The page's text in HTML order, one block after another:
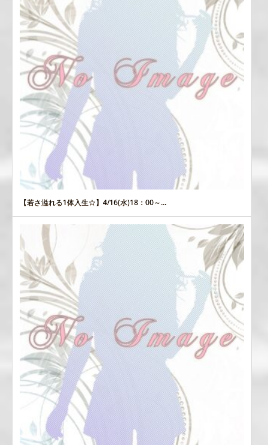
【若さ溢れる1体入生☆】4/16(水)18：00～...